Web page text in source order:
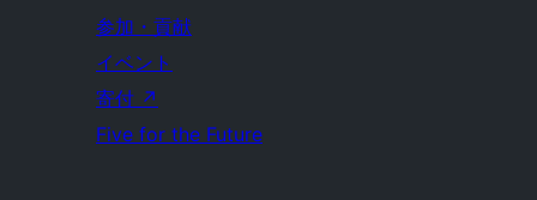
参加・貢献
イベント
寄付 ↗
Five for the Future